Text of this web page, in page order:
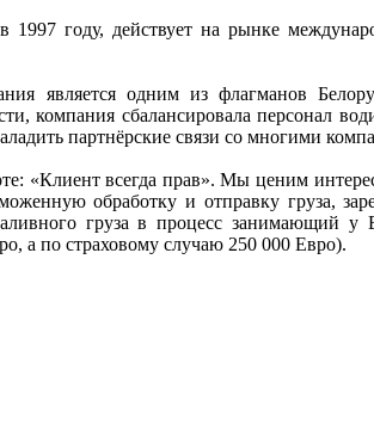
году, действует на рынке
является одним из флагманов
компания сбалансировала персонал
партнёрские связи со многими
«Клиент всегда прав». Мы ценим
обработку и отправку груза,
груза в процесс занимающий
а по страховому случаю 250 000 Евро).